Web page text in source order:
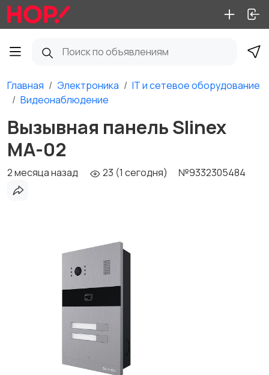
Главная Электроника
IT и сетевое оборудование
Видеонаблюдение
Вызывная панель Slinex
MA-02
2 месяца назад 23 (1 сегодня) №9332305484